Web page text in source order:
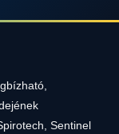
Sentinel